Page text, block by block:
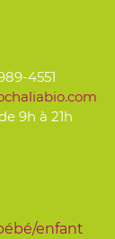
4551
9h à 21h
enfant